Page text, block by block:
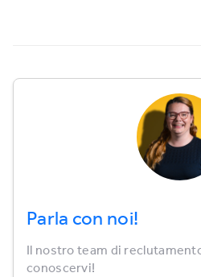
Parla con noi!
Il nostro team di
conoscervi!